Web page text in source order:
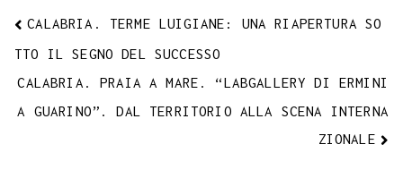
CALABRIA. TERME LUIGIANE: UNA RIAPERTURA SO
TTO IL SEGNO DEL SUCCESSO
CALABRIA. PRAIA A MARE. “LABGALLERY DI ERMINI
A GUARINO”. DAL TERRITORIO ALLA SCENA INTERNA
ZIONALE